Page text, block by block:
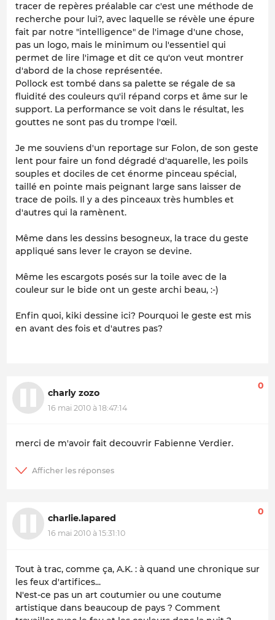
tracer de repères préalable car c'est une méthode de
recherche pour lui?, avec laquelle se révèle une épure
fait par notre "intelligence" de l'image d'une chose,
pas un logo, mais le minimum ou l'essentiel qui
permet de lire l'image et dit ce qu'on veut montrer
d'abord de la chose représentée.
Pollock est tombé dans sa palette se régale de sa
fluidité des couleurs qu'il répand corps et âme sur le
support. La performance se voit dans le résultat, les
gouttes ne sont pas du trompe l'œil.
Je me souviens d'un reportage sur Folon, de son geste
lent pour faire un fond dégradé d'aquarelle, les poils
souples et dociles de cet énorme pinceau spécial,
taillé en pointe mais peignant large sans laisser de
trace de poils. Il y a des pinceaux très humbles et
d'autres qui la ramènent.
Même dans les dessins besogneux, la trace du geste
appliqué sans lever le crayon se devine.
Même les escargots posés sur la toile avec de la
couleur sur le bide ont un geste archi beau, :-)
Enfin quoi, kiki dessine ici? Pourquoi le geste est mis
en avant des fois et d'autres pas?
charly zozo
16 mai 2010 à 18:47:14
0
merci de m'avoir fait decouvrir Fabienne Verdier.
charlie.lapared
16 mai 2010 à 15:31:10
0
Tout à trac, comme ça, A.K. : à quand une chronique sur
les feux d'artifices...
N'est-ce pas un art coutumier ou une coutume
artistique dans beaucoup de pays ? Comment